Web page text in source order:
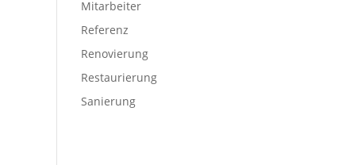
Mitarbeiter
Referenz
Renovierung
Restaurierung
Sanierung